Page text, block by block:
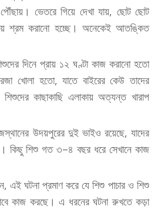
ভেতরে গিয়ে দেখা যায়, ছোট ছোট
শ্রম করানো হচ্ছে। অনেকেই আতঙ্কিত
দিনে প্রায় ১২ ঘণ্টা কাজ করানো হতো
খোলা হতো, যাতে বাইরের কেউ তাদের
কাছাকাছি এলাকায় অত্যন্ত খারাপ
উদয়পুরের দুই ভাইও রয়েছে, যাদের
কিছু শিশু গত ৩–৪ বছর ধরে সেখানে কাজ
এই ঘটনা প্রমাণ করে যে শিশু পাচার ও শিশু
কাজ করছে। এ ধরনের ঘটনা রুখতে কড়া